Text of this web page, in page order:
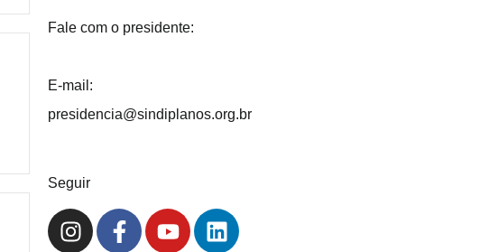
Fale com o presidente:
E-mail:
presidencia@sindiplanos.org.br
Seguir